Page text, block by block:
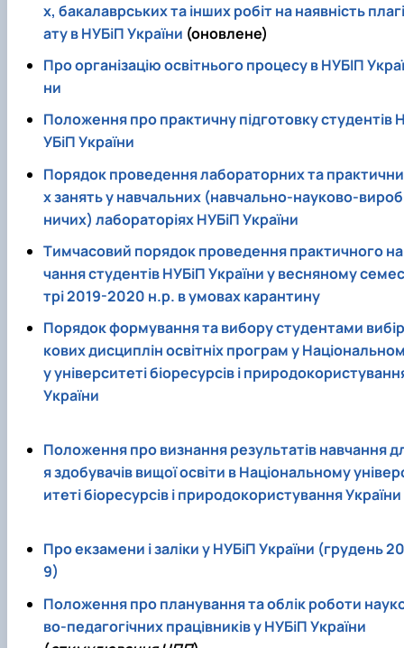
х, бакалаврських та інших робіт на наявність плагі
ату в НУБіП України (оновлене)
Про організацію освітнього процесу в НУБІП Украї
ни
Положення про практичну підготовку студентів
УБіП України
Порядок проведення лабораторних та практични
х занять у навчальних (навчально-науково-вироб
ничих) лабораторіях НУБіП України
Тимчасовий порядок проведення практичного
чання студентів НУБіП України у весняному семес
трі 2019-2020 н.р. в умовах карантину
Порядок формування та вибору студентами вибір
кових дисциплін освітніх програм у
у університеті біоресурсів і
України
Положення про визнання результатів навчання
я здобувачів вищої освіти в Національному
итеті біоресурсів і природокористування України
Про екзамени і заліки у НУБіП України (грудень
9)
Положення про планування та облік роботи
во-педагогічних працівників у НУБіП України